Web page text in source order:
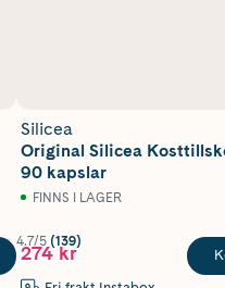
Silicea
Original Silicea
90 kapslar
FINNS I LAGER
4.7/5 (139)
274 kr